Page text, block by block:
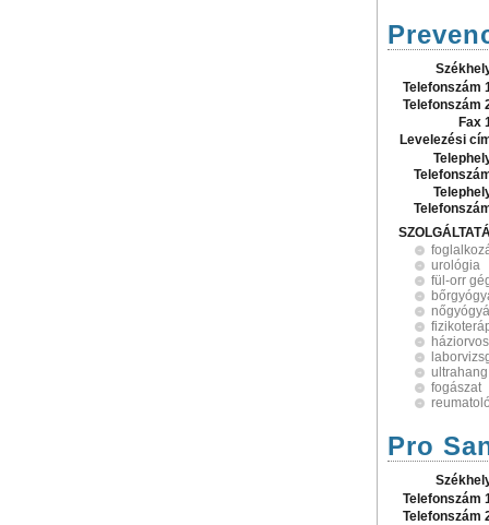
Telefonszám
Telefonszám
Fax
Levelezési
urológia
fül-orr
ultrahang
fogászat
Pro
Telefonszám
Telefonszám